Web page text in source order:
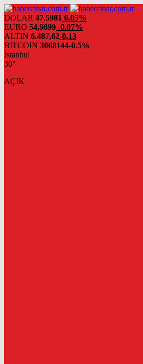
DOLAR 47,5981 0.05%
EURO 54,9899 -0.07%
ALTIN 6.487,62-0,13
BITCOIN 3068144-0.5%
İstanbul
30°
AÇIK